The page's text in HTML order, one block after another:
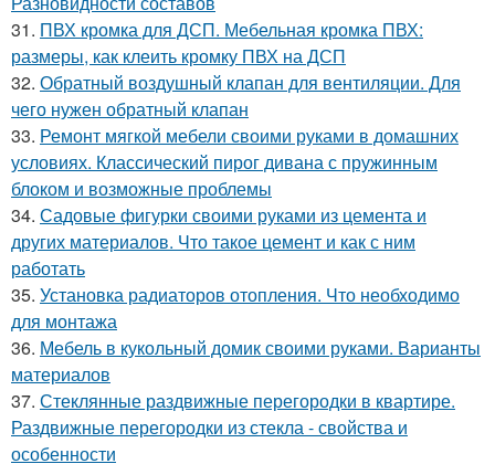
31. ПВХ кромка для ДСП. Мебельная кромка ПВХ:
размеры, как клеить кромку ПВХ на ДСП
32. Обратный воздушный клапан для вентиляции. Для
чего нужен обратный клапан
33. Ремонт мягкой мебели своими руками в домашних
условиях. Классический пирог дивана с пружинным
блоком и возможные проблемы
34. Садовые фигурки своими руками из цемента и
других материалов. Что такое цемент и как с ним
работать
35. Установка радиаторов отопления. Что необходимо
для монтажа
36. Мебель в кукольный домик своими руками. Варианты
материалов
37. Стеклянные раздвижные перегородки в квартире.
Раздвижные перегородки из стекла - свойства и
особенности